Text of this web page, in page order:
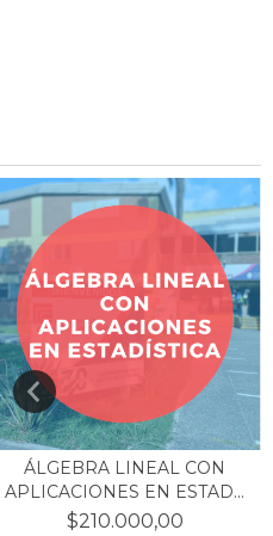
ÁLGEBRA LINEAL CON
APLICACIONES EN ESTAD...
$210.000,00